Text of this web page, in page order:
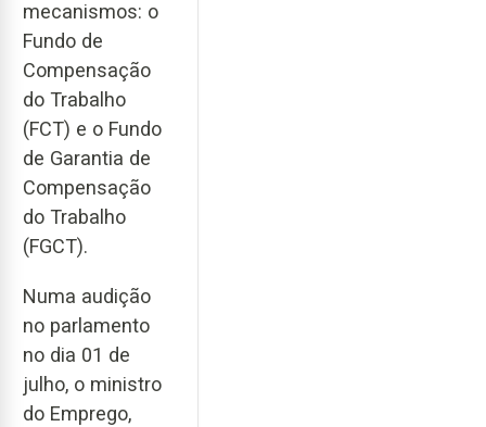
mecanismos: o
Fundo de
Compensação
do Trabalho
(FCT) e o Fundo
de Garantia de
Compensação
do Trabalho
(FGCT).
Numa audição
no parlamento
no dia 01 de
julho, o ministro
do Emprego,